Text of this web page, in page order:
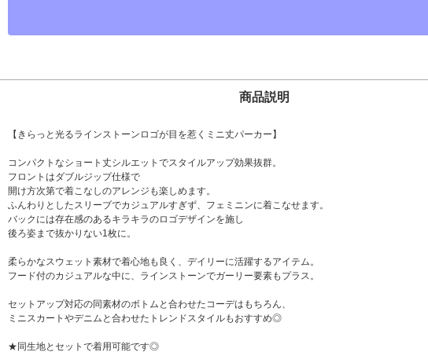
商品説明
【きらっと光るラインストーンロゴが目を惹くミニ丈パーカー】
コンパクトなショート丈シルエットでスタイルアップ効果抜群。
フロントはダブルジップ仕様で
開け方次第で着こなしのアレンジも楽しめます。
ふんわりとしたスリーブでカジュアルすぎず、フェミニンに着こなせます。
バックには存在感のあるキラキラのロゴデザインを施し
後ろ姿まで抜かりない1枚に。
柔らかなスウェット素材で着心地も良く、デイリーに活躍するアイテム。
フード付のカジュアルな中に、ラインストーンでガーリー要素もプラス。
セットアップ対応の同素材のボトムと合わせたコーデはもちろん、
ミニスカートやデニムと合わせたトレンドスタイルもおすすめ◎
★同生地とセットで着用可能です◎